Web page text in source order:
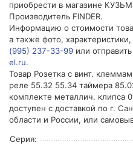
приобрести в магазине
Производитель FINDER.
Информацию о стоимости
а также фото,
(995) 237-33-99 или
el.ru.
Товар Розетка с винт.
реле 55.32 55.34 таймера
комплекте металлич. клипса
доступен с доставкой по г.
области и России, или
Серия: